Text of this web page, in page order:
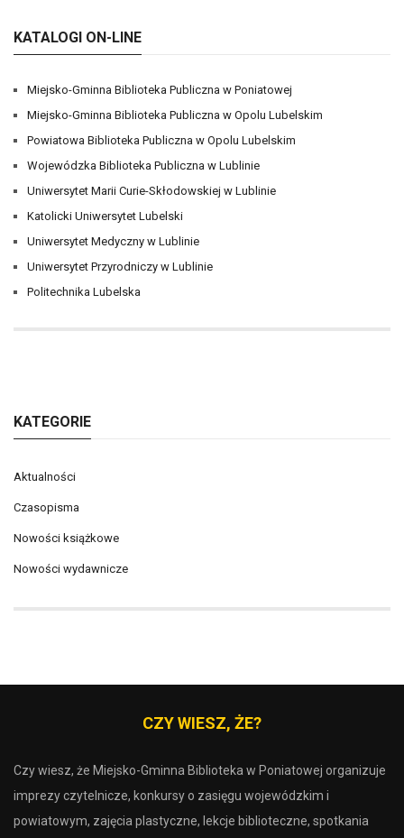
KATALOGI ON-LINE
Miejsko-Gminna Biblioteka Publiczna w Poniatowej
Miejsko-Gminna Biblioteka Publiczna w Opolu Lubelskim
Powiatowa Biblioteka Publiczna w Opolu Lubelskim
Wojewódzka Biblioteka Publiczna w Lublinie
Uniwersytet Marii Curie-Skłodowskiej w Lublinie
Katolicki Uniwersytet Lubelski
Uniwersytet Medyczny w Lublinie
Uniwersytet Przyrodniczy w Lublinie
Politechnika Lubelska
KATEGORIE
Aktualności
Czasopisma
Nowości książkowe
Nowości wydawnicze
CZY WIESZ, ŻE?
Czy wiesz, że Miejsko-Gminna Biblioteka w Poniatowej organizuje
imprezy czytelnicze, konkursy o zasięgu wojewódzkim i
powiatowym, zajęcia plastyczne, lekcje biblioteczne, spotkania